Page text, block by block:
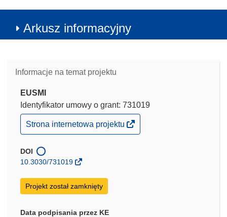
Arkusz informacyjny
Informacje na temat projektu
EUSMI
Identyfikator umowy o grant: 731019
(odnośnik
otworzy
w
nowym
Strona internetowa projektu
DOI
10.3030/731019
Projekt został zamknięty
Data podpisania przez KE